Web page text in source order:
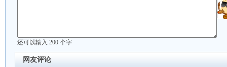
还可以输入 200 个字
网友评论